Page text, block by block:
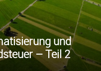
und
– Teil 2